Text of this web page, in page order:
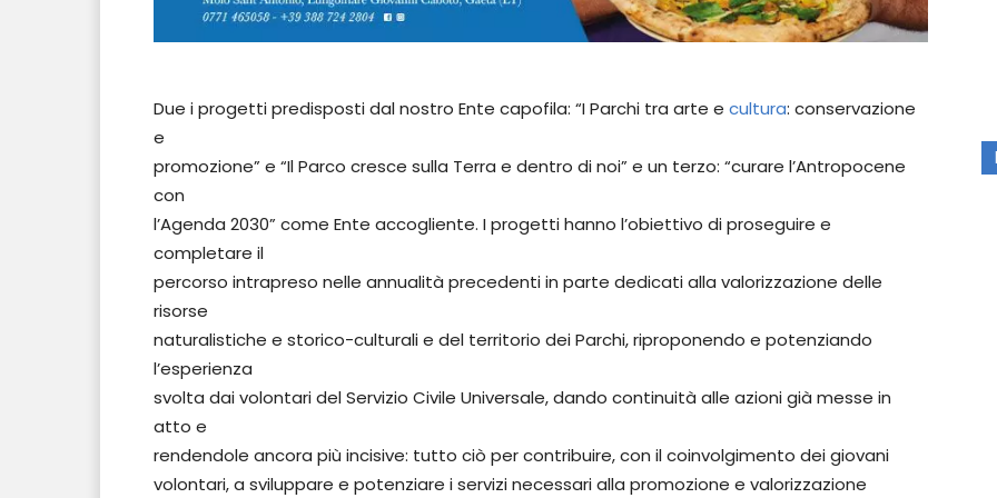
Due i progetti predisposti dal nostro Ente capofila: “I Parchi tra arte e cultura: conservazione
e
promozione” e “Il Parco cresce sulla Terra e dentro di noi” e un terzo: “curare l’Antropocene
con
l’Agenda 2030” come Ente accogliente. I progetti hanno l’obiettivo di proseguire e
completare il
percorso intrapreso nelle annualità precedenti in parte dedicati alla valorizzazione delle
risorse
naturalistiche e storico-culturali e del territorio dei Parchi, riproponendo e potenziando
l’esperienza
svolta dai volontari del Servizio Civile Universale, dando continuità alle azioni già messe in
atto e
rendendole ancora più incisive: tutto ciò per contribuire, con il coinvolgimento dei giovani
volontari, a sviluppare e potenziare i servizi necessari alla promozione e valorizzazione